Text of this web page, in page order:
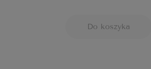
Do koszyka